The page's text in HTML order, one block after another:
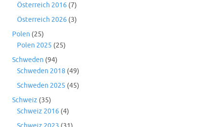
Österreich 2016 (7)
Österreich 2026 (3)
Polen (25)
Polen 2025 (25)
Schweden (94)
Schweden 2018 (49)
Schweden 2025 (45)
Schweiz (35)
Schweiz 2016 (4)